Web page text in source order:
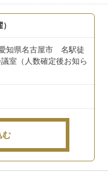
知県名古屋市 名駅徒
室（人数確定後お知ら
む